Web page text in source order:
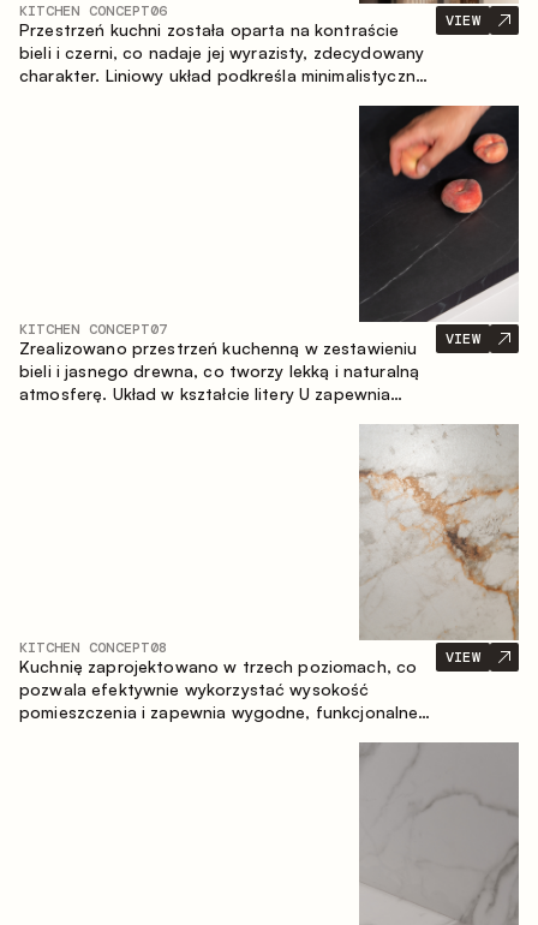
KITCHEN CONCEPT06
Przestrzeń kuchni została oparta na kontraście
bieli i czerni, co nadaje jej wyrazisty, zdecydowany
charakter. Liniowy układ podkreśla minimalistyczny i
VIEW
KITCHEN CONCEPT07
Zrealizowano przestrzeń kuchenną w zestawieniu
bieli i jasnego drewna, co tworzy lekką i naturalną
atmosferę. Układ w kształcie litery U zapewnia
użytkową, tworząc miejsce na szybkie śniadania i
VIEW
KITCHEN CONCEPT08
Kuchnię zaprojektowano w trzech poziomach, co
pozwala efektywnie wykorzystać wysokość
pomieszczenia i zapewnia wygodne, funkcjonalne
VIEW